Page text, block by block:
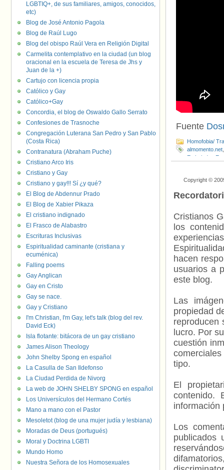
Fuente
Homofobia/
almomento.net
Embajador
Copyright ©
Cristianos
los
hacen
usuarios a
este blog.
Las
propiedad
reproducen
lucro. Por
cuestión
tipo.
El
contenido.
información
Los
publicados
LGBTIQ+, de sus familiares, amigos, conocidos,
etc)
Blog de José Antonio Pagola
Blog de Raúl Lugo
Blog del obispo Raúl Vera en Religión Digital
Carmelita contemplativo en la ciudad (un blog
oracional en la escuela de Teresa de Jhs y
Juan de la +)
Cartujo con licencia propia
Católico y Gay
Católico+Gay
Concordia, el blog de Oswaldo Gallo Serrato
Confesiones de Trasnoche
Congregación Luterana San Pedro y San Pablo
(Costa Rica)
Contranatura (Abraham Puche)
Cristiano Arco Iris
Cristiano y Gay
Cristiano y gay!!! Sí ¿y qué?
El Blog de Abdennur Prado
El Blog de Xabier Pikaza
El cristiano indignado
El Frasco de Alabastro
Escrituras Inclusivas
Espiritualidad caminante (cristiana y
ecuménica)
Falling poems
Gay Anglican
Gay en Cristo
Gay se nace.
Gay y Cristiano
I'm Christian, I'm Gay, let's talk (blog del rev.
David Eck)
Isla flotante: bitácora de un gay cristiano
James Alison Theology
John Shelby Spong en español
La Casulla de San Ildefonso
La Ciudad Perdida de Nivorg
La web de JOHN SHELBY SPONG en español
Los Universículos del Hermano Cortés
Mano a mano con el Pastor
Mesoletot (blog de una mujer judía y lesbiana)
Moradas de Deus (portugués)
Moral y Doctrina LGBTI
Mundo Homo
Nuestra Señora de los Homosexuales